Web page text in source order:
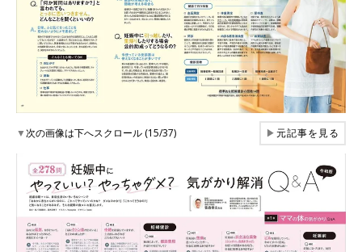
▼次の画像は下へスクロール (15/37) ▶元記事を見る